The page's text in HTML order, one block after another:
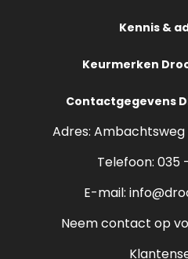
Bio ethanol
Open
Kennis &
Hoeveel bespaart
Keurmerken
Contactgegevens
Adres: Ambachtsweg
Telefoon: 035
E-mail:
Neem contact op